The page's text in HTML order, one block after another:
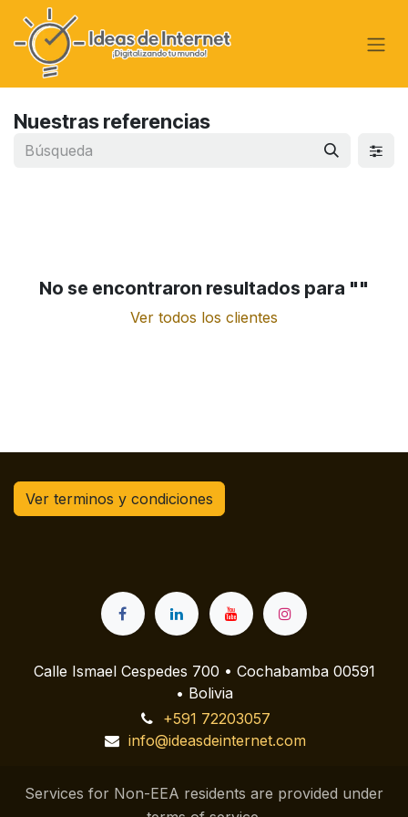
Ir al contenido
Nuestras referencias
No se encontraron resultados para ""
Ver todos los clientes
Ver terminos y condiciones
Calle Ismael Cespedes 700 • Cochabamba 00591
• Bolivia
+591 72203057
info@ideasdeinternet.com
Services for Non-EEA residents are provided under